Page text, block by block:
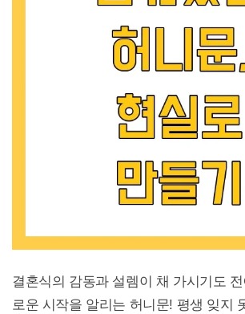
결혼식의 감동과 설렘이 채 가시기도
로운 시작을 알리는 허니문! 평생 잊지